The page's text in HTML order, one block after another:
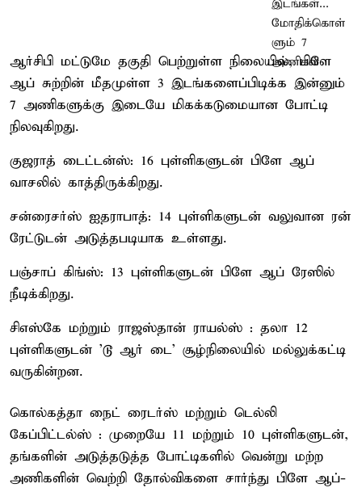
ஆர்சிபி மட்டுமே தகுதி பெற்றுள்ள நிலையில், பிளே
ஆப் சுற்றின் மீதமுள்ள 3 இடங்களைப்பிடிக்க இன்னும்
7 அணிகளுக்கு இடையே மிகக்கடுமையான போட்டி
நிலவுகிறது.
குஜராத் டைட்டன்ஸ்: 16 புள்ளிகளுடன் பிளே ஆப்
வாசலில் காத்திருக்கிறது.
சன்ரைசர்ஸ் ஐதராபாத்: 14 புள்ளிகளுடன் வலுவான ரன்
ரேட்டுடன் அடுத்தபடியாக உள்ளது.
பஞ்சாப் கிங்ஸ்: 13 புள்ளிகளுடன் பிளே ஆப் ரேஸில்
நீடிக்கிறது.
சிஎஸ்கே மற்றும் ராஜஸ்தான் ராயல்ஸ் : தலா 12
புள்ளிகளுடன் 'டூ ஆர் டை' சூழ்நிலையில் மல்லுக்கட்டி
வருகின்றன.
கொல்கத்தா நைட் ரைடர்ஸ் மற்றும் டெல்லி
கேப்பிட்டல்ஸ் : முறையே 11 மற்றும் 10 புள்ளிகளுடன்,
தங்களின் அடுத்தடுத்த போட்டிகளில் வென்று மற்ற
அணிகளின் வெற்றி தோல்விகளை சார்ந்து பிளே ஆப்-